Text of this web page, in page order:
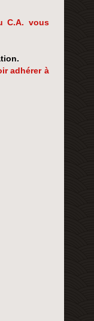
C.A. vous
adhérer à